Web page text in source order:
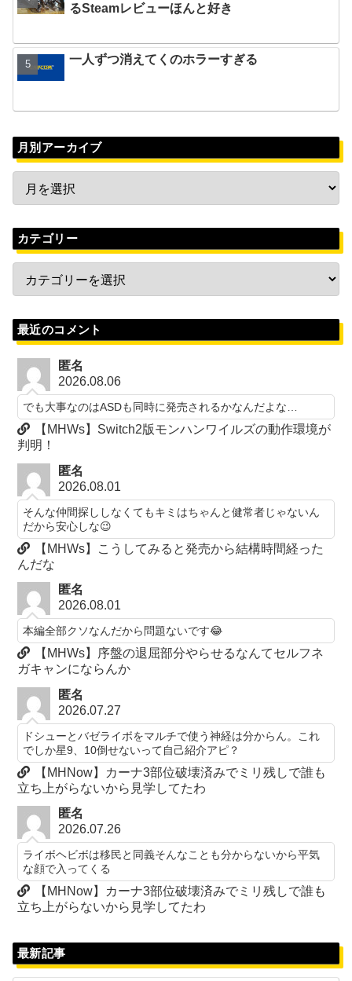
るSteamレビューほんと好き
一人ずつ消えてくのホラーすぎる
月別アーカイブ
カテゴリー
最近のコメント
匿名
2026.08.06
でも大事なのはASDも同時に発売されるかなんだよな…
【MHWs】Switch2版モンハンワイルズの動作環境が
判明！
匿名
2026.08.01
そんな仲間探ししなくてもキミはちゃんと健常者じゃないん
だから安心しな😉
【MHWs】こうしてみると発売から結構時間経った
んだな
匿名
2026.08.01
本編全部クソなんだから問題ないです😂
【MHWs】序盤の退屈部分やらせるなんてセルフネ
ガキャンにならんか
匿名
2026.07.27
ドシューとバゼライボをマルチで使う神経は分からん。これ
でしか星9、10倒せないって自己紹介アピ？
【MHNow】カーナ3部位破壊済みでミリ残しで誰も
立ち上がらないから見学してたわ
匿名
2026.07.26
ライボヘビボは移民と同義そんなことも分からないから平気
な顔で入ってくる
【MHNow】カーナ3部位破壊済みでミリ残しで誰も
立ち上がらないから見学してたわ
最新記事